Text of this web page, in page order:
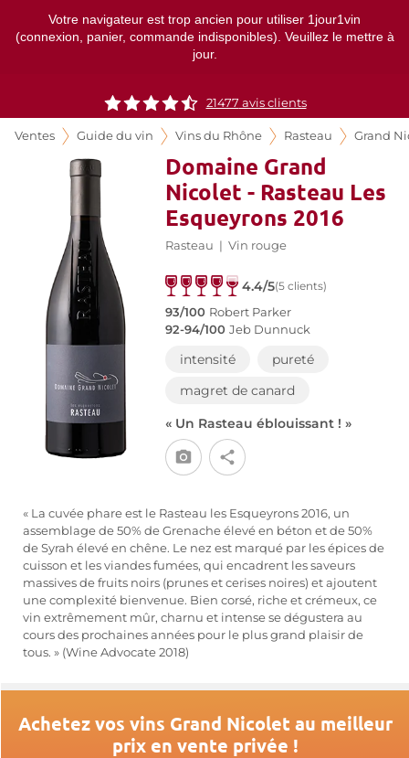
Votre navigateur est trop ancien pour utiliser 1jour1vin
(connexion, panier, commande indisponibles). Veuillez le mettre à
jour.
21477 avis clients
Ventes Guide du vin Vins du Rhône Rasteau Grand
Domaine Grand
Nicolet - Rasteau Les
Esqueyrons 2016
Rasteau | Vin rouge
4.4/5(5 clients)
93/100 Robert Parker
92-94/100 Jeb Dunnuck
intensité
pureté
magret de canard
« Un Rasteau éblouissant ! »
« La cuvée phare est le Rasteau les Esqueyrons 2016, un
assemblage de 50% de Grenache élevé en béton et de 50%
de Syrah élevé en chêne. Le nez est marqué par les épices de
cuisson et les viandes fumées, qui encadrent les saveurs
massives de fruits noirs (prunes et cerises noires) et ajoutent
une complexité bienvenue. Bien corsé, riche et crémeux, ce
vin extrêmement mûr, charnu et intense se dégustera au
cours des prochaines années pour le plus grand plaisir de
tous. » (Wine Advocate 2018)
Achetez vos vins Grand Nicolet au meilleur
prix en vente privée !